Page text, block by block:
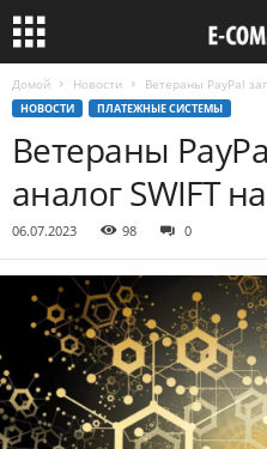
Домой Новости Ветераны PayPal
НОВОСТИ ПЛАТЕЖНЫЕ СИСТЕМЫ
Ветераны
аналог SWIFT
06.07.2023 98 0